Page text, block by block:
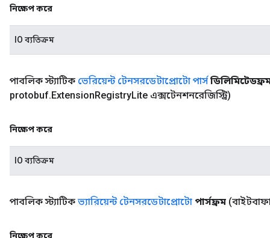
নিক্ষেপ করে
IO ব্যতিক্রম
পাবলিক স্ট্যাটিক ভেরিয়েন্ট টেনসরডেটাপ্রোটো পার্স
protobuf.ExtensionRegistryLite এক্সটেনশনরেজিস্ট্রি)
নিক্ষেপ করে
IO ব্যতিক্রম
পাবলিক স্ট্যাটিক ভ্যারিয়েন্ট টেনসরডেটাপ্রোটো পার্সফ্রম
নিক্ষেপ করে